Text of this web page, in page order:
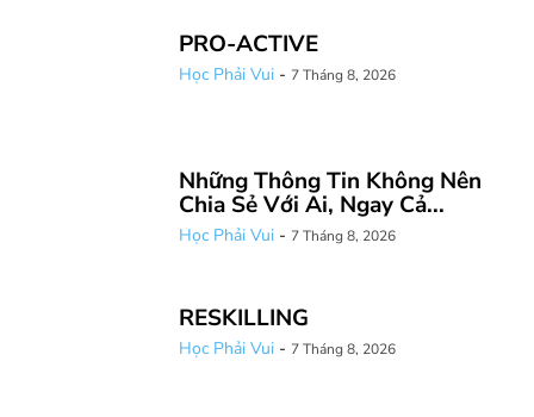
PRO-ACTIVE
Học Phải Vui - 7 Tháng 8, 2026
Những Thông Tin Không Nên
Chia Sẻ Với Ai, Ngay Cả...
Học Phải Vui - 7 Tháng 8, 2026
RESKILLING
Học Phải Vui - 7 Tháng 8, 2026